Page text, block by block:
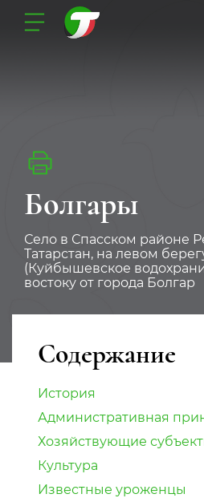
Болгары
Село в Спасском районе
Татарстан, на левом
(Куйбышевское
востоку от города Болгар
Содержание
История
Административная
Хозяйствующие
Культура
Известные уроженцы